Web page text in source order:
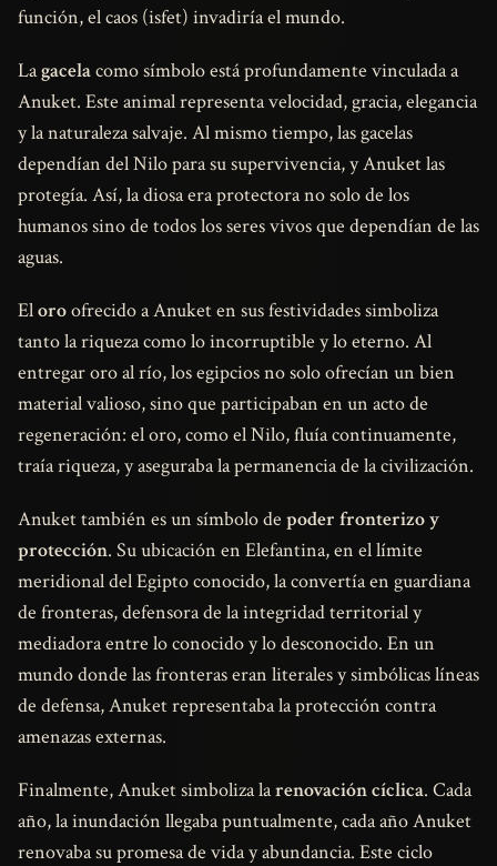
función, el caos (isfet) invadiría el mundo.
Lagacelacomo símbolo está profundamente vinculada a
Anuket. Este animal representa velocidad, gracia, elegancia
y la naturaleza salvaje. Al mismo tiempo, las gacelas
dependían del Nilo para su supervivencia, y Anuket las
protegía. Así, la diosa era protectora no solo de los
humanos sino de todos los seres vivos que dependían de las
aguas.
Eloroofrecido a Anuket en sus festividades simboliza
tanto la riqueza como lo incorruptible y lo eterno. Al
entregar oro al río, los egipcios no solo ofrecían un bien
material valioso, sino que participaban en un acto de
regeneración: el oro, como el Nilo, fluía continuamente,
traía riqueza, y aseguraba la permanencia de la civilización.
Anuket también es un símbolo de poder fronterizo y
protección. Su ubicación en Elefantina, en el límite
meridional del Egipto conocido, la convertía en guardiana
de fronteras, defensora de la integridad territorial y
mediadora entre lo conocido y lo desconocido. En un
mundo donde las fronteras eran literales y simbólicas líneas
de defensa, Anuket representaba la protección contra
amenazas externas.
Finalmente, Anuket simboliza larenovación cíclica. Cada
año, la inundación llegaba puntualmente, cada año Anuket
renovaba su promesa de vida y abundancia. Este ciclo